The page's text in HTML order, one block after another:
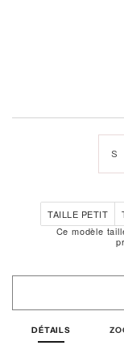
TAILLE PETIT
Ce modèle
DÉTAILS